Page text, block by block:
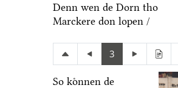
Denn wen de Dorn tho
Marckere don lopen /
3
So koͤnnen de